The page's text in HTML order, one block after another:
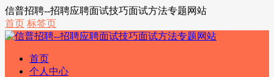
信普招聘--招聘应聘面试技巧面试方法专题网站
首页 标签页
首页
个人中心